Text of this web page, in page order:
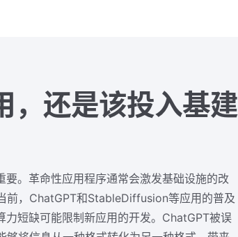
，还是该投入基建
。革命性应用程序通常会激发基础设施的改
前，ChatGPT和StableDiffusion等应用的普及
短缺可能限制新应用的开发。ChatGPT被误